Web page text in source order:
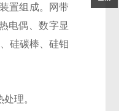
置组成。网带
电偶、数字显
硅碳棒、硅钼
理。